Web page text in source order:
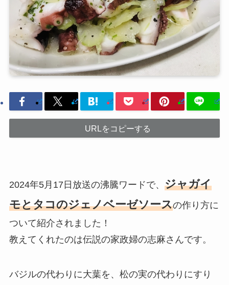
URLをコピーする
2024年5月17日放送の沸騰ワードで、 ジャガイ
モとタコのジェノベーゼソースの作り方に
ついて紹介されました！
教えてくれたのは伝説の家政婦の志麻さんです。
バジルの代わりに大葉を、松の実の代わりにすり